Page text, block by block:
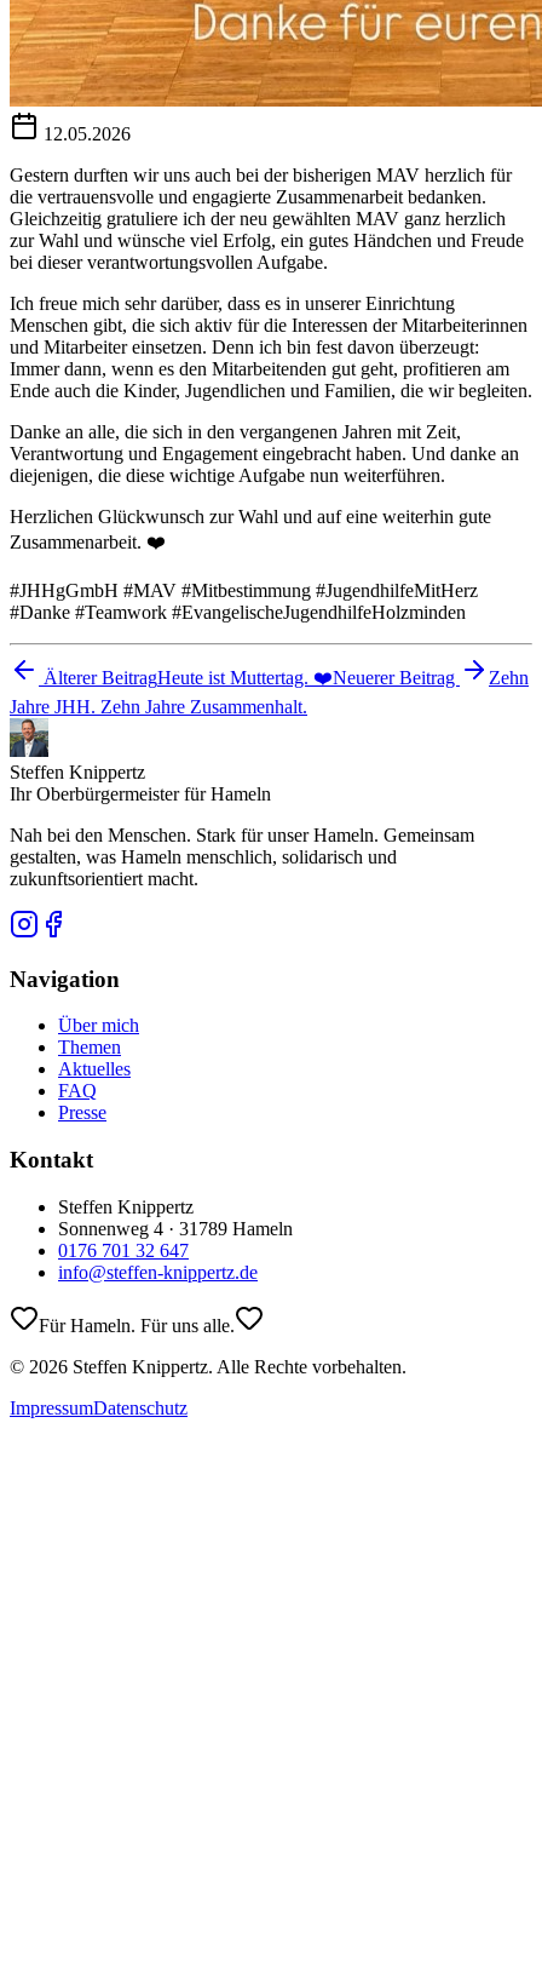
12.05.2026
Gestern durften wir uns auch bei der bisherigen MAV herzlich für
die vertrauensvolle und engagierte Zusammenarbeit bedanken.
Gleichzeitig gratuliere ich der neu gewählten MAV ganz herzlich
zur Wahl und wünsche viel Erfolg, ein gutes Händchen und Freude
bei dieser verantwortungsvollen Aufgabe.
Ich freue mich sehr darüber, dass es in unserer Einrichtung
Menschen gibt, die sich aktiv für die Interessen der Mitarbeiterinnen
und Mitarbeiter einsetzen. Denn ich bin fest davon überzeugt:
Immer dann, wenn es den Mitarbeitenden gut geht, profitieren am
Ende auch die Kinder, Jugendlichen und Familien, die wir begleiten.
Danke an alle, die sich in den vergangenen Jahren mit Zeit,
Verantwortung und Engagement eingebracht haben. Und danke an
diejenigen, die diese wichtige Aufgabe nun weiterführen.
Herzlichen Glückwunsch zur Wahl und auf eine weiterhin gute
Zusammenarbeit. ❤️
#JHHgGmbH #MAV #Mitbestimmung #JugendhilfeMitHerz
#Danke #Teamwork #EvangelischeJugendhilfeHolzminden
Älterer BeitragHeute ist Muttertag. ❤️Neuerer Beitrag
Zehn
Jahre JHH. Zehn Jahre Zusammenhalt.
Steffen Knippertz
Ihr Oberbürgermeister für Hameln
Nah bei den Menschen. Stark für unser Hameln. Gemeinsam
gestalten, was Hameln menschlich, solidarisch und
zukunftsorientiert macht.
Navigation
Über mich
Themen
Aktuelles
FAQ
Presse
Kontakt
Steffen Knippertz
Sonnenweg 4 · 31789 Hameln
0176 701 32 647
info@steffen-knippertz.de
Für Hameln. Für uns alle.
© 2026 Steffen Knippertz. Alle Rechte vorbehalten.
ImpressumDatenschutz